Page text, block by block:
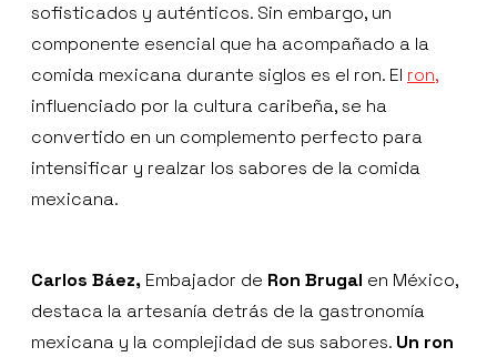
sofisticados y auténticos. Sin embargo, un
componente esencial que ha acompañado a la
comida mexicana durante siglos es el ron. El ron,
influenciado por la cultura caribeña, se ha
convertido en un complemento perfecto para
intensificar y realzar los sabores de la comida
mexicana.
Carlos Báez, Embajador de Ron Brugal en México,
destaca la artesanía detrás de la gastronomía
mexicana y la complejidad de sus sabores. Un ron